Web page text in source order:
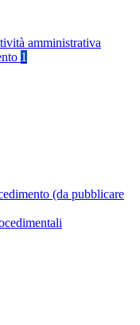
amministrativa
1
(da pubblicare